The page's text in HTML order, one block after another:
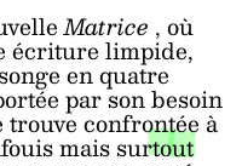
Matrice ,où
écriture limpide,
en quatre
par son besoin
confrontée à
mais surtout